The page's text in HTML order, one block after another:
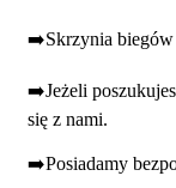
➡️Skrzynia biegów
➡️Jeżeli
się z nami.
➡️Posiadamy